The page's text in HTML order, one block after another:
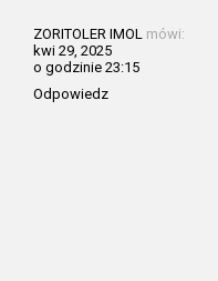
ZORITOLER IMOL mówi:
kwi 29, 2025
o godzinie 23:15
Odpowiedz